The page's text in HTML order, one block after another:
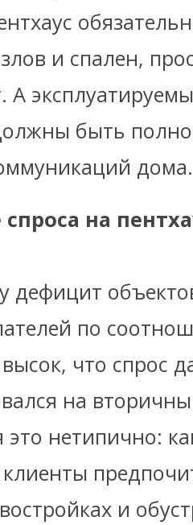
и спален,
А
быть
дома.
на
дефицит
по
что спрос
на
нетипично:
и